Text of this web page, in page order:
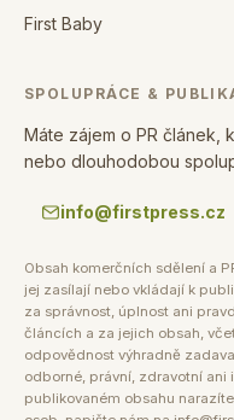
First Baby
SPOLUPRÁCE &
Máte zájem o PR článek,
nebo dlouhodobou
info@firstpress.cz
Obsah komerčních sdělení a
jej zasílají nebo vkládají k
za správnost, úplnost ani
článcích a za jejich obsah,
odpovědnost výhradně
odborné, právní, zdravotní ani
publikovaném obsahu